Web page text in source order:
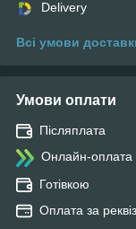
Delivery
Всі умови
Умови оплати
Післяплата
Онлайн-оплата
Готівкою
Оплата за